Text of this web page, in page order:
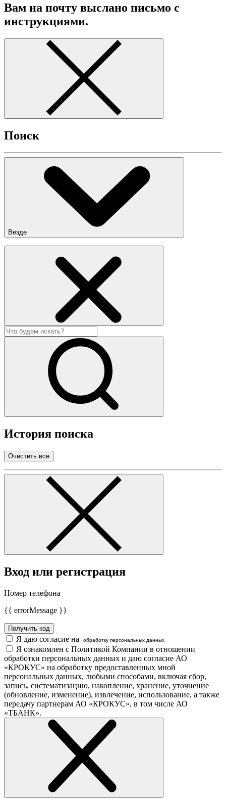
Вам на почту выслано письмо с
инструкциями.
Поиск
Везде
История поиска
Очистить все
Вход или регистрация
Номер телефона
{{ errorMessage }}
Получить код
Я даю согласие на обработку персональных данных
Я ознакомлен с Политикой Компании в отношении
обработки персональных данных и даю согласие АО
«КРОКУС» на обработку предоставленных мной
персональных данных, любыми способами, включая сбор,
запись, систематизацию, накопление, хранение, уточнение
(обновление, изменение), извлечение, использование, а также
передачу партнерам АО «КРОКУС», в том числе АО
«ТБАНК».